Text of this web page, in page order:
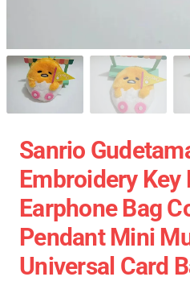
Sanrio
Embroidery Key
Earphone Bag
Pendant Mini
Universal Card